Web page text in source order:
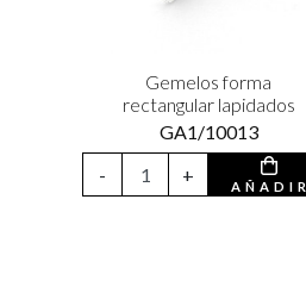
Gemelos forma
rectangular lapidados
GA1/10013
-
+
AÑADIR